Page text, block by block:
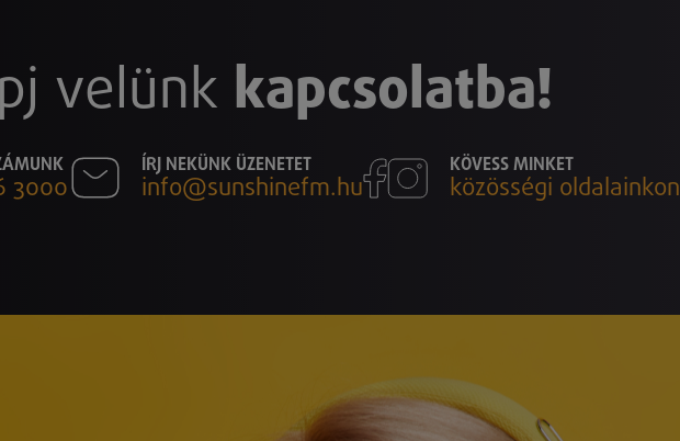
velünk kapcsolatba!
3000
ÍRJ NEKÜNK ÜZENETET
info@sunshinefm.hu
KÖVESS MINKET
közösségi oldalainkon